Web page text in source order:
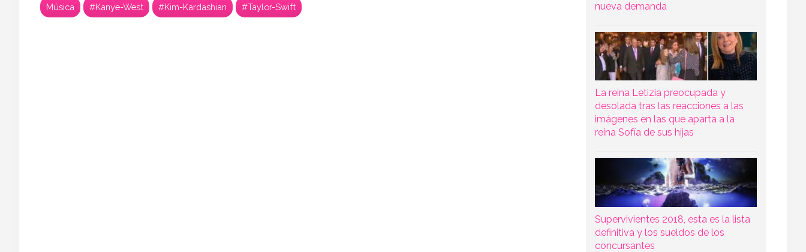
Música #Kanye-West #Kim-Kardashian #Taylor-Swift
nueva demanda
La reina Letizia preocupada y
desolada tras las reacciones a las
imágenes en las que aparta a la
reina Sofía de sus hijas
Supervivientes 2018, esta es la lista
definitiva y los sueldos de los
concursantes